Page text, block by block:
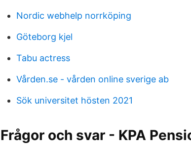
Nordic webhelp norrköping
Göteborg kjel
Tabu actress
Vården.se - vården online sverige ab
Sök universitet hösten 2021
Frågor och svar - KPA